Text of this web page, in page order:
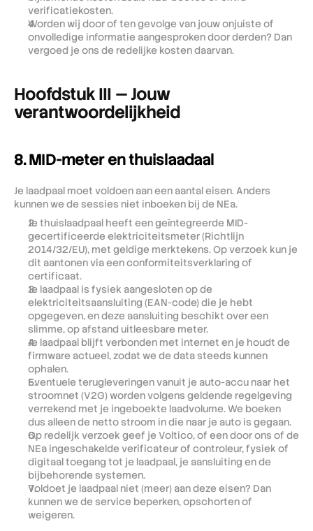
verificatiekosten.
Worden wij door of ten gevolge van jouw onjuiste of
onvolledige informatie aangesproken door derden? Dan
vergoed je ons de redelijke kosten daarvan.
Hoofdstuk III — Jouw
verantwoordelijkheid
8. MID-meter en thuislaadaal
Je laadpaal moet voldoen aan een aantal eisen. Anders
kunnen we de sessies niet inboeken bij de NEa.
Je thuislaadpaal heeft een geïntegreerde MID-
gecertificeerde elektriciteitsmeter (Richtlijn
2014/32/EU), met geldige merktekens. Op verzoek kun je
dit aantonen via een conformiteitsverklaring of
certificaat.
Je laadpaal is fysiek aangesloten op de
elektriciteitsaansluiting (EAN-code) die je hebt
opgegeven, en deze aansluiting beschikt over een
slimme, op afstand uitleesbare meter.
Je laadpaal blijft verbonden met internet en je houdt de
firmware actueel, zodat we de data steeds kunnen
ophalen.
Eventuele terugleveringen vanuit je auto-accu naar het
stroomnet (V2G) worden volgens geldende regelgeving
verrekend met je ingeboekte laadvolume. We boeken
dus alleen de netto stroom in die naar je auto is gegaan.
Op redelijk verzoek geef je Voltico, of een door ons of de
NEa ingeschakelde verificateur of controleur, fysiek of
digitaal toegang tot je laadpaal, je aansluiting en de
bijbehorende systemen.
Voldoet je laadpaal niet (meer) aan deze eisen? Dan
kunnen we de service beperken, opschorten of
weigeren.